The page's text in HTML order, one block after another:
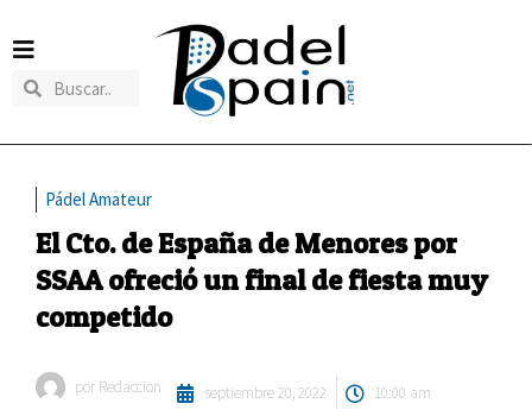
Pádel Amateur
El Cto. de España de Menores por
SSAA ofreció un final de fiesta muy
competido
por Redaccion septiembre 20, 2022 10:00 am